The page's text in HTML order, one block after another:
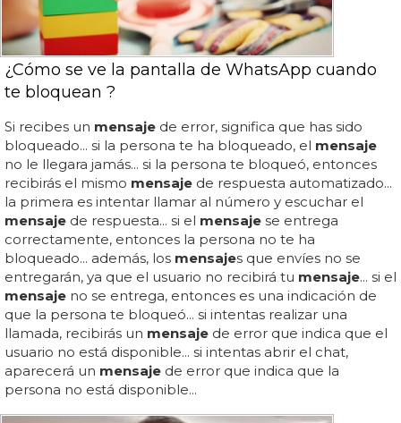
¿Cómo se ve la pantalla de WhatsApp cuando
te bloquean ?
Si recibes un mensaje de error, significa que has sido
bloqueado... si la persona te ha bloqueado, el mensaje
no le llegara jamás... si la persona te bloqueó, entonces
recibirás el mismo mensaje de respuesta automatizado...
la primera es intentar llamar al número y escuchar el
mensaje de respuesta... si el mensaje se entrega
correctamente, entonces la persona no te ha
bloqueado... además, los mensajes que envíes no se
entregarán, ya que el usuario no recibirá tu mensaje... si el
mensaje no se entrega, entonces es una indicación de
que la persona te bloqueó... si intentas realizar una
llamada, recibirás un mensaje de error que indica que el
usuario no está disponible... si intentas abrir el chat,
aparecerá un mensaje de error que indica que la
persona no está disponible...